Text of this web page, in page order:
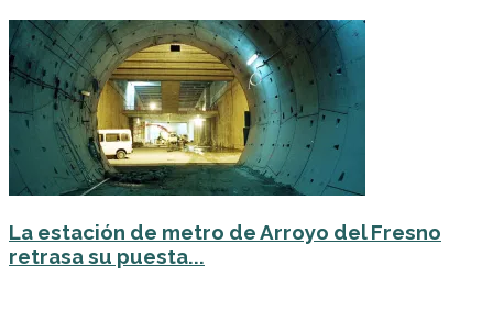
La estación de metro de Arroyo del Fresno
retrasa su puesta...